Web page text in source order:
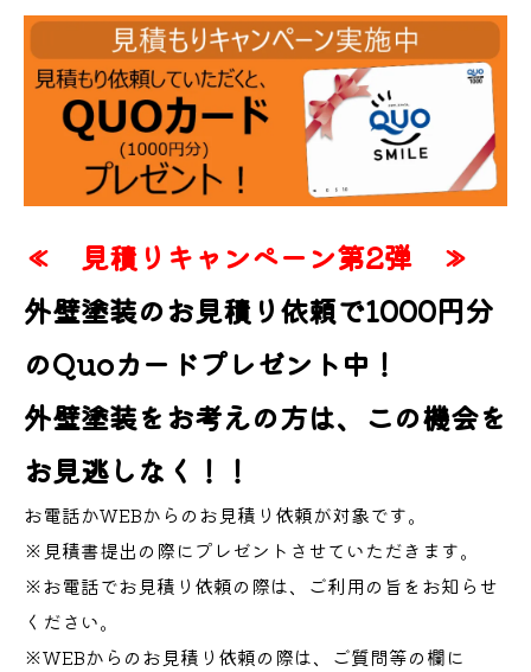
≪ 見積りキャンペーン第2弾 ≫
外壁塗装のお見積り依頼で1000円分
のQuoカードプレゼント中！
外壁塗装をお考えの方は、この機会を
お見逃しなく！！
お電話かWEBからのお見積り依頼が対象です。
※見積書提出の際にプレゼントさせていただきます。
※お電話でお見積り依頼の際は、ご利用の旨をお知らせ
ください。
※WEBからのお見積り依頼の際は、ご質問等の欄に